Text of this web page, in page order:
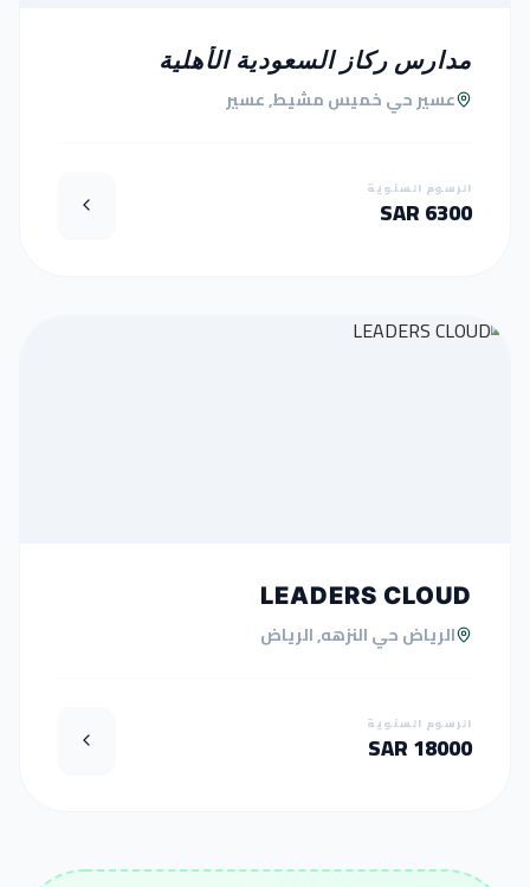
مدارس ركاز السعودية الأهلية
عسير حي خميس مشيط, عسير
الرسوم السنوية
6300 SAR
LEADERS CLOUD
الرياض حي النزهه, الرياض
الرسوم السنوية
18000 SAR